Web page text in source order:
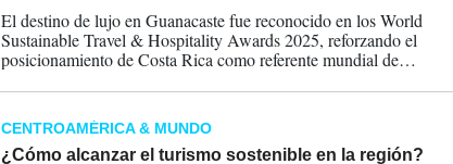
El destino de lujo en Guanacaste fue reconocido en los World
Sustainable Travel & Hospitality Awards 2025, reforzando el
posicionamiento de Costa Rica como referente mundial de
CENTROAMÉRICA & MUNDO
¿Cómo alcanzar el turismo sostenible en la región?